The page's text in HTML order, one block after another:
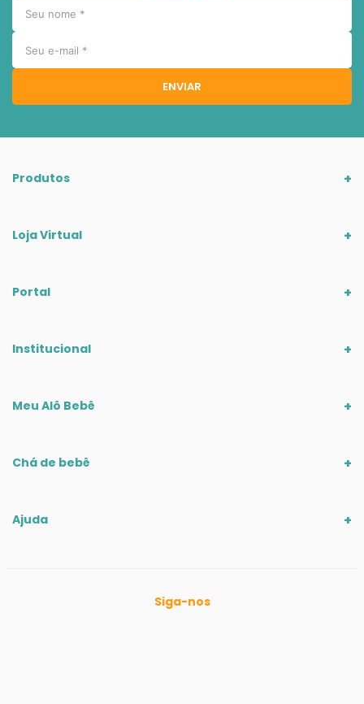
ENVIAR
Produtos
Loja Virtual
Portal
Institucional
Meu Alô Bebê
Chá de bebê
Ajuda
Siga-nos